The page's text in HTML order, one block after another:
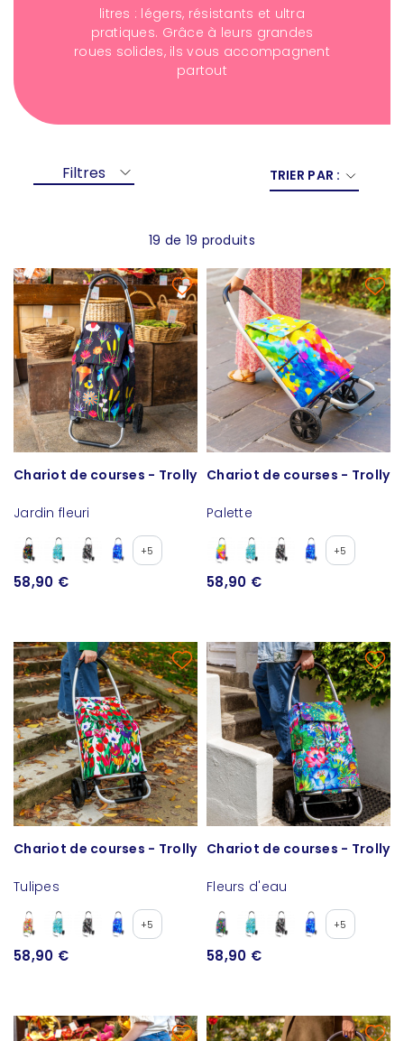
litres : légers, résistants et ultra
pratiques. Grâce à leurs grandes
roues solides, ils vous accompagnent
partout
Filtres TRIER PAR :
19 de 19 produits
Chariot de courses - Trolly
Jardin fleuri
+5
58,90 €
Chariot de courses - Trolly
Palette
+5
58,90 €
Chariot de courses - Trolly
Tulipes
+5
58,90 €
Chariot de courses - Trolly
Fleurs d'eau
+5
58,90 €